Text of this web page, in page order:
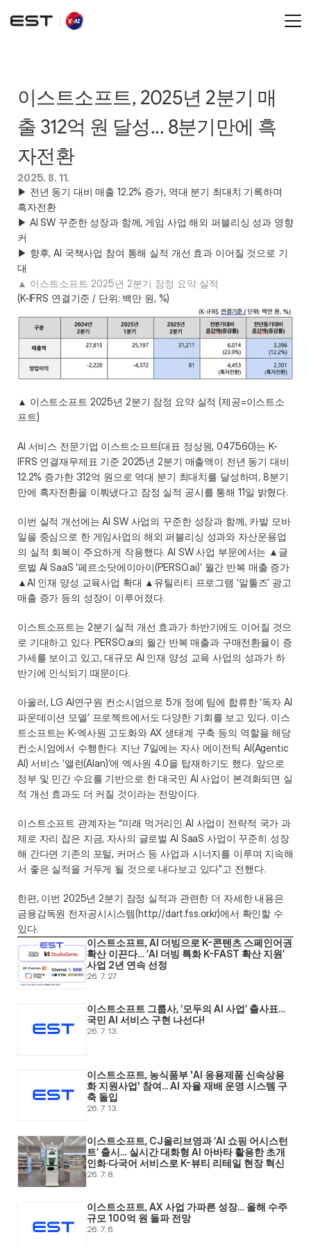
이스트소프트, 2025년 2분기 매
출 312억 원 달성... 8분기만에 흑
자전환
2025. 8. 11.
▶ 전년 동기 대비 매출 12.2% 증가, 역대 분기 최대치 기록하며
흑자전환
▶ AI SW 꾸준한 성장과 함께, 게임 사업 해외 퍼블리싱 성과 영향
커
▶ 향후, AI 국책사업 참여 통해 실적 개선 효과 이어질 것으로 기
대
▲ 이스트소프트 2025년 2분기 잠정 요약 실적
(K-IFRS 연결기준 / 단위: 백만 원, %)
▲ 이스트소프트 2025년 2분기 잠정 요약 실적 (제공=이스트소
프트)
AI 서비스 전문기업 이스트소프트(대표 정상원, 047560)는 K-
IFRS 연결재무제표 기준 2025년 2분기 매출액이 전년 동기 대비
12.2% 증가한 312억 원으로 역대 분기 최대치를 달성하며, 8분기
만에 흑자전환을 이뤄냈다고 잠정 실적 공시를 통해 11일 밝혔다.
이번 실적 개선에는 AI SW 사업의 꾸준한 성장과 함께, 카발 모바
일을 중심으로 한 게임사업의 해외 퍼블리싱 성과와 자산운용업
의 실적 회복이 주요하게 작용했다. AI SW 사업 부문에서는 ▲글
로벌 AI SaaS ‘페르소닷에이아이(PERSO.ai)’ 월간 반복 매출 증가
▲AI 인재 양성 교육사업 확대 ▲유틸리티 프로그램 ‘알툴즈’ 광고
매출 증가 등의 성장이 이루어졌다.
이스트소프트는 2분기 실적 개선 효과가 하반기에도 이어질 것으
로 기대하고 있다. PERSO.ai의 월간 반복 매출과 구매전환율이 증
가세를 보이고 있고, 대규모 AI 인재 양성 교육 사업의 성과가 하
반기에 인식되기 때문이다.
아울러, LG AI연구원 컨소시엄으로 5개 정예 팀에 합류한 ‘독자 AI
파운데이션 모델’ 프로젝트에서도 다양한 기회를 보고 있다. 이스
트소프트는 K-엑사원 고도화와 AX 생태계 구축 등의 역할을 해당
컨소시엄에서 수행한다. 지난 7일에는 자사 에이전틱 AI(Agentic
AI) 서비스 ‘앨런(Alan)’에 엑사원 4.0을 탑재하기도 했다. 앞으로
정부 및 민간 수요를 기반으로 한 대국민 AI 사업이 본격화되면 실
적 개선 효과도 더 커질 것이라는 전망이다.
이스트소프트 관계자는 “미래 먹거리인 AI 사업이 전략적 국가 과
제로 자리 잡은 지금, 자사의 글로벌 AI SaaS 사업이 꾸준히 성장
해 간다면 기존의 포털, 커머스 등 사업과 시너지를 이루며 지속해
서 좋은 실적을 거두게 될 것으로 내다보고 있다”고 전했다.
한편, 이번 2025년 2분기 잠정 실적과 관련한 더 자세한 내용은
금융감독원 전자공시시스템(http://dart.fss.or.kr)에서 확인할 수
있다.
이스트소프트, AI 더빙으로 K-콘텐츠 스페인어권
확산 이끈다… ‘AI 더빙 특화 K-FAST 확산 지원’
사업 2년 연속 선정
26. 7. 27.
이스트소프트 그룹사, ‘모두의 AI 사업’ 출사표…
국민 AI 서비스 구현 나선다!
26. 7. 13.
이스트소프트, 농식품부 'AI 응용제품 신속상용
화 지원사업' 참여... AI 자율 재배 운영 시스템 구
축 돌입
26. 7. 13.
이스트소프트, CJ올리브영과 ‘AI 쇼핑 어시스턴
트’ 출시… 실시간 대화형 AI 아바타 활용한 초개
인화·다국어 서비스로 K-뷰티 리테일 현장 혁신
26. 7. 8.
이스트소프트, AX 사업 가파른 성장… 올해 수주
규모 100억 원 돌파 전망
26. 7. 6.